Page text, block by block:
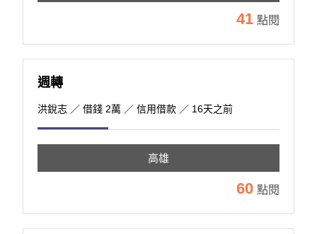
41 點閱
週轉
洪銳志 ／ 借錢 2萬 ／ 信用借款 ／ 16天之前
高雄
60 點閱